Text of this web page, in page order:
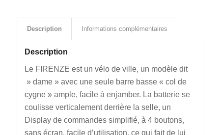
Description Informations complémentaires
Description
Le FIRENZE est un vélo de ville, un modèle dit
» dame » avec une seule barre basse « col de
cygne » ample, facile à enjamber. La batterie se
coulisse verticalement derrière la selle, un
Display de commandes simplifié, à 4 boutons,
sans écran, facile d’utilisation, ce qui fait de lui